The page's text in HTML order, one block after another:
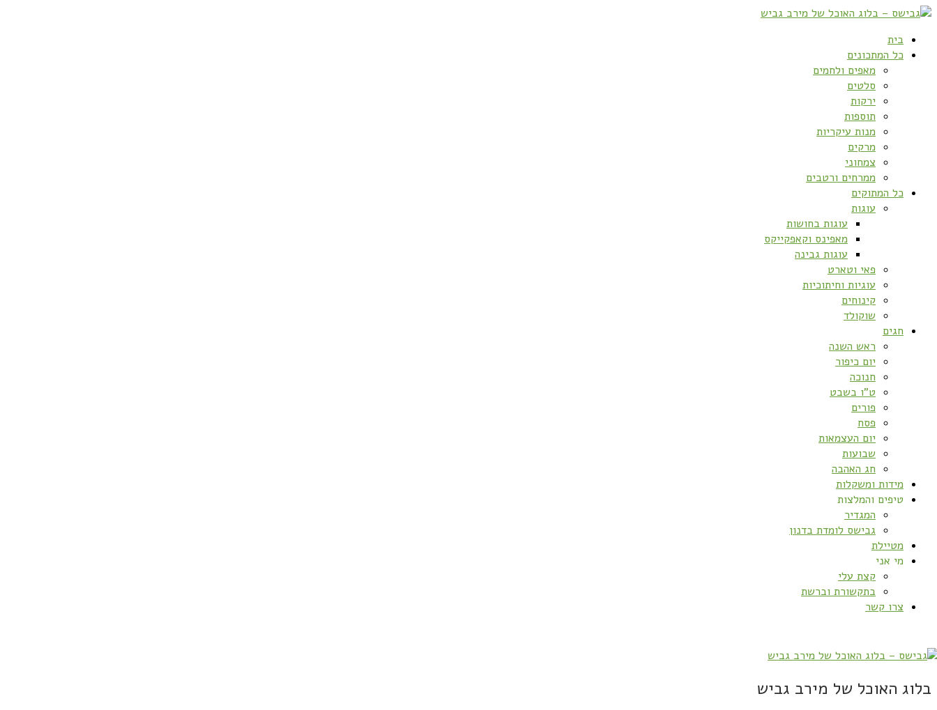
בית
כל המתכונים
מאפים ולחמים
סלטים
ירקות
תוספות
מנות עיקריות
מרקים
צמחוני
ממרחים ורטבים
כל המתוקים
עוגות
עוגות בחושות
מאפינס וקאפקייקס
עוגות גבינה
פאי וטארט
עוגיות וחיתוכיות
קינוחים
שוקולד
חגים
ראש השנה
יום כיפור
חנוכה
ט”ו בשבט
פורים
פסח
יום העצמאות
שבועות
חג האהבה
מידות ומשקלות
טיפים והמלצות
המגדיר
גבישס לומדת בדנון
מטיילת
מי אני
קצת עלי
בתקשורת וברשת
צרו קשר
בלוג האוכל של מירב גביש